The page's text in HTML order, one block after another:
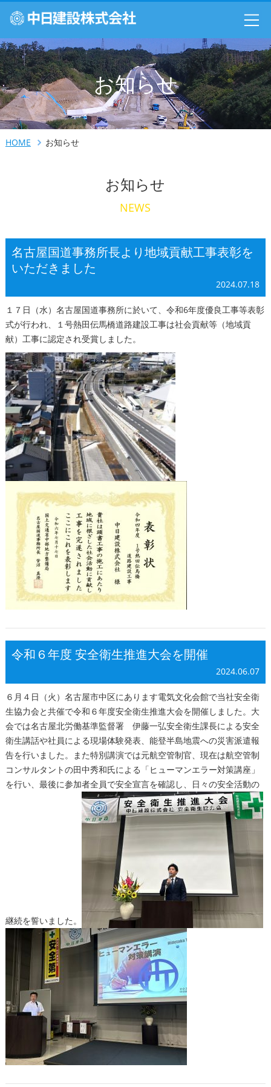
お知らせ
HOME お知らせ
お知らせ
NEWS
名古屋国道事務所長より地域貢献工事表彰を
いただきました
2024.07.18
１７日（水）名古屋国道事務所に於いて、令和6年度優良工事等表彰
式が行われ、１号熱田伝馬橋道路建設工事は社会貢献等（地域貢
献）工事に認定され受賞しました。
令和６年度 安全衛生推進大会を開催
2024.06.07
６月４日（火）名古屋市中区にあります電気文化会館で当社安全衛
生協力会と共催で令和６年度安全衛生推進大会を開催しました。大
会では名古屋北労働基準監督署 伊藤一弘安全衛生課長による安全
衛生講話や社員による現場体験発表、能登半島地震への災害派遣報
告を行いました。また特別講演では元航空管制官、現在は航空管制
コンサルタントの田中秀和氏による「ヒューマンエラー対策講座」
を行い、最後に参加者全員で安全宣言を確認し、日々の安全活動の
継続を誓いました。